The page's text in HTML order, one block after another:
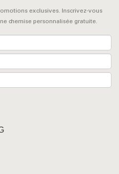
exclusives. Inscrivez-vous
chemise personnalisée gratuite.